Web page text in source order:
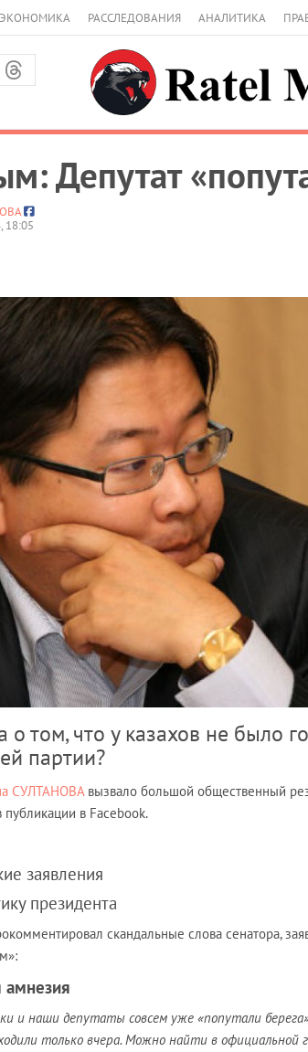
ЭКОНОМИКА РАССЛЕДОВАНИЯ АНАЛИТИКА
Депутат
18:05
о том, что у казахов не было
партии?
СУЛТАНОВАвызвало большой общественный
публикации в Facebook.
заявления
президента
скандальные слова сенатора,
амнезия
и наши депутаты совсем уже «попутали
только вчера. Можно найти в официальной